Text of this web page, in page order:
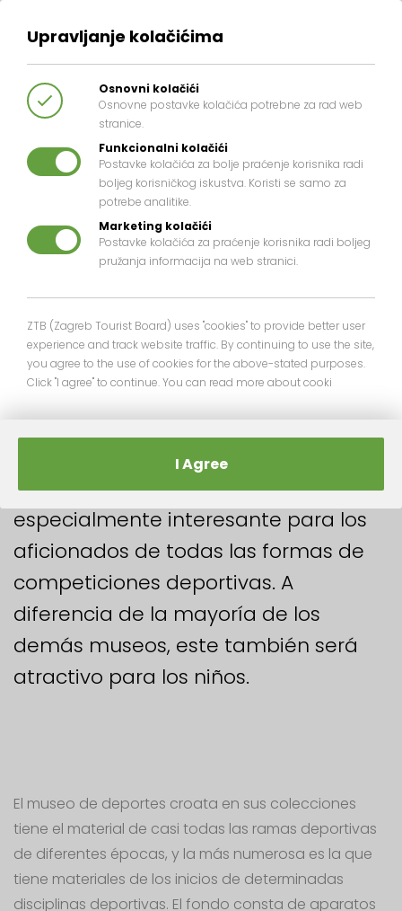
EXHIBICIÓNES Y
EL PASEO DE LA
FAMA
DEPORTIVO
interesantes, y el museo dedicado al
deporte seguro que será
especialmente interesante para los
aficionados de todas las formas de
competiciones deportivas. A
diferencia de la mayoría de los
demás museos, este también será
atractivo para los niños.
El museo de deportes croata en sus colecciones
tiene el material de casi todas las ramas deportivas
de diferentes épocas, y la más numerosa es la que
tiene materiales de los inicios de determinadas
disciplinas deportivas. El fondo consta de aparatos
Upravljanje kolačićima
Osnovni kolačići
Osnovne postavke kolačića potrebne za rad web
stranice.
Funkcionalni kolačići
Postavke kolačića za bolje praćenje korisnika radi
boljeg korisničkog iskustva. Koristi se samo za
potrebe analitike.
Marketing kolačići
Postavke kolačića za praćenje korisnika radi boljeg
pružanja informacija na web stranici.
ZTB (Zagreb Tourist Board) uses "cookies" to provide better user
experience and track website traffic. By continuing to use the site,
you agree to the use of cookies for the above-stated purposes.
Click "I agree" to continue. You can read more about cooki
I Agree